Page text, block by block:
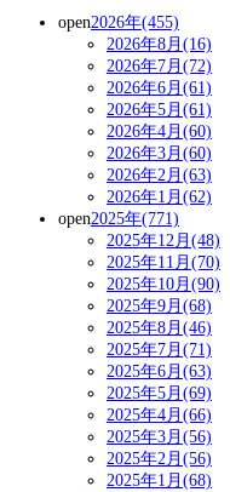
open2026年(455)
2026年8月(16)
2026年7月(72)
2026年6月(61)
2026年5月(61)
2026年4月(60)
2026年3月(60)
2026年2月(63)
2026年1月(62)
open2025年(771)
2025年12月(48)
2025年11月(70)
2025年10月(90)
2025年9月(68)
2025年8月(46)
2025年7月(71)
2025年6月(63)
2025年5月(69)
2025年4月(66)
2025年3月(56)
2025年2月(56)
2025年1月(68)